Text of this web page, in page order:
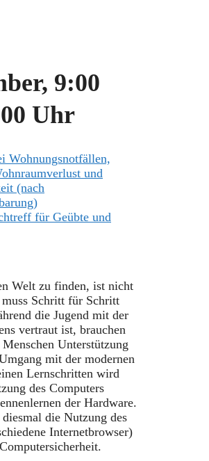
9:00
Uhr
Wohnungsnotfällen,
und
(nach
für Geübte und
Welt zu finden, ist nicht
Schritt für Schritt
die Jugend mit der
vertraut ist, brauchen
Unterstützung
mit der modernen
Lernschritten wird
des Computers
der Hardware.
die Nutzung des
Internetbrowser)